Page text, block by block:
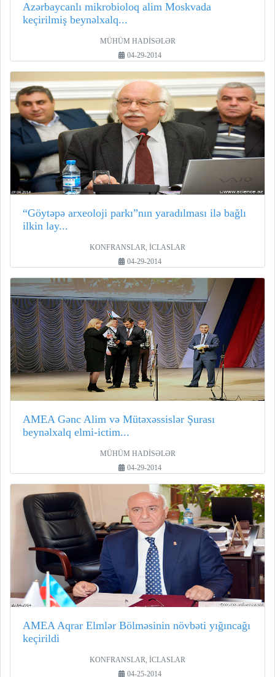
Azərbaycanlı mikrobioloq alim Moskvada
keçirilmiş beynəlxalq...
MÜHÜM HADİSƏLƏR
04-29-2014
“Göytəpə arxeoloji parkı”nın yaradılması ilə bağlı
ilkin lay...
KONFRANSLAR, İCLASLAR
04-29-2014
AMEA Gənc Alim və Mütəxəssislər Şurası
beynəlxalq elmi-ictim...
MÜHÜM HADİSƏLƏR
04-29-2014
AMEA Aqrar Elmlər Bölməsinin növbəti yığıncağı
keçirildi
KONFRANSLAR, İCLASLAR
04-25-2014